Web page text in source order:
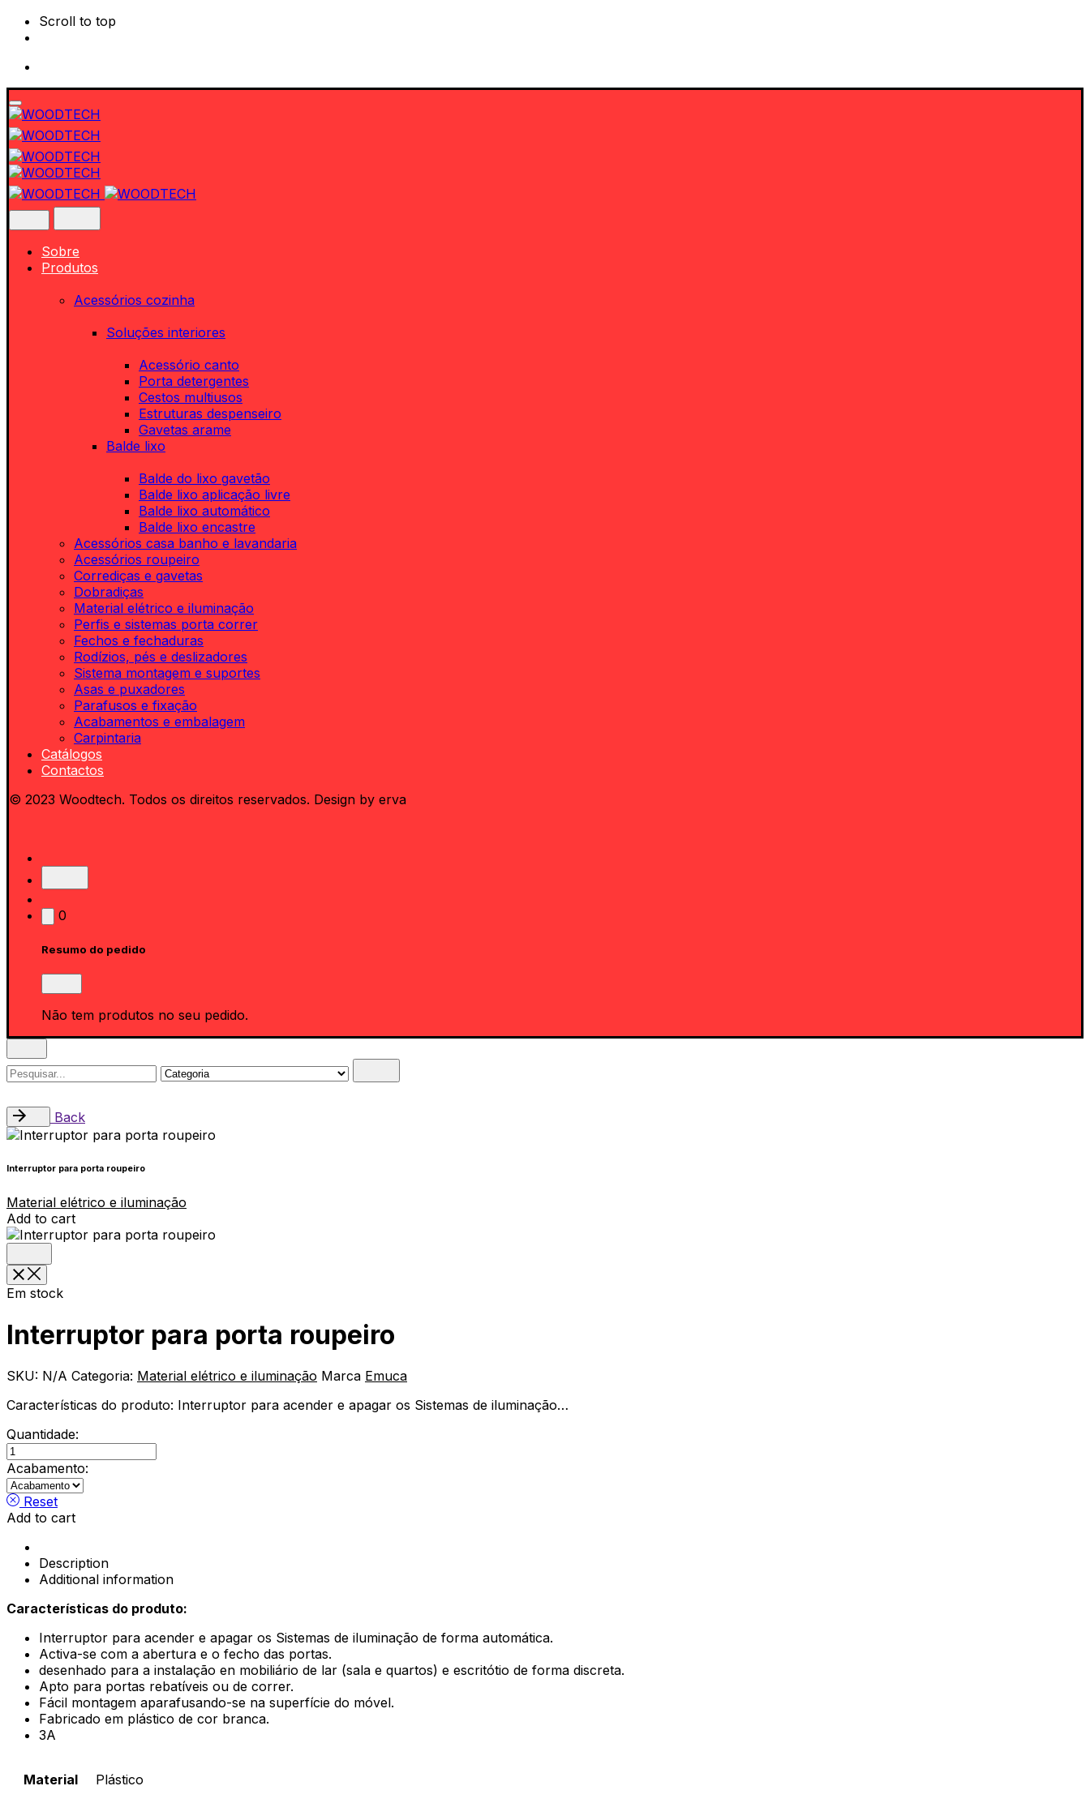
Scroll to top
Skip
to
content
Sobre
Produtos
Acessórios cozinha
Soluções interiores
Acessório canto
Porta detergentes
Cestos multiusos
Estruturas despenseiro
Gavetas arame
Balde lixo
Balde do lixo gavetão
Balde lixo aplicação livre
Balde lixo automático
Balde lixo encastre
Acessórios casa banho e lavandaria
Acessórios roupeiro
Corrediças e gavetas
Dobradiças
Material elétrico e iluminação
Perfis e sistemas porta correr
Fechos e fechaduras
Rodízios, pés e deslizadores
Sistema montagem e suportes
Asas e puxadores
Parafusos e fixação
Acabamentos e embalagem
Carpintaria
Catálogos
Contactos
© 2023 Woodtech. Todos os direitos reservados. Design by erva
0
Resumo do pedido
Não tem produtos no seu pedido.
Search
for
Back
Interruptor para porta roupeiro
Material elétrico e iluminação
Add to cart
Em stock
Interruptor para porta roupeiro
SKU: N/A Categoria: Material elétrico e iluminação Marca Emuca
Características do produto: Interruptor para acender e apagar os Sistemas de iluminação…
Quantidade:
Interruptor
para
porta
roupeiro
quantity
Acabamento:
Reset
Add to cart
Description
Additional information
Características do produto:
Interruptor para acender e apagar os Sistemas de iluminação de forma automática.
Activa-se com a abertura e o fecho das portas.
desenhado para a instalação en mobiliário de lar (sala e quartos) e escritótio de forma discreta.
Apto para portas rebatíveis ou de correr.
Fácil montagem aparafusando-se na superfície do móvel.
Fabricado em plástico de cor branca.
3A
Material Plástico